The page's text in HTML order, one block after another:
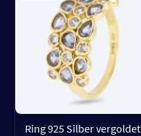
Ring 925 Silber vergoldet